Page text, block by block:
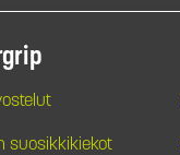
suosikkikiekot